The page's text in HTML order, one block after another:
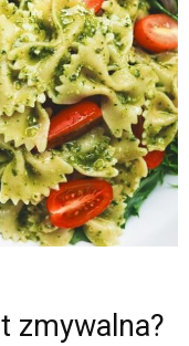
zmywalna?